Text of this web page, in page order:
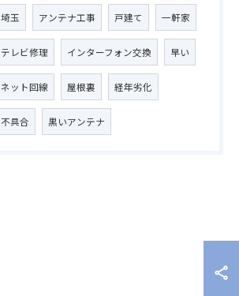
埼玉 アンテナ工事 戸建て 一軒家
テレビ修理 インターフォン交換 早い
ネット回線 屋根裏 経年劣化
不具合 黒いアンテナ